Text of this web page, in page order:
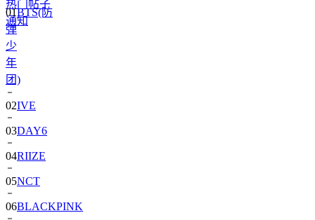
热门帖子
通知
弹
少
年
团)
02IVE
03DAY6
04RIIZE
05NCT
06BLACKPINK
07TWS